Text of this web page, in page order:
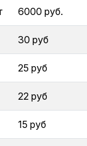
6000 руб.
30 руб
25 руб
22 руб
15 руб